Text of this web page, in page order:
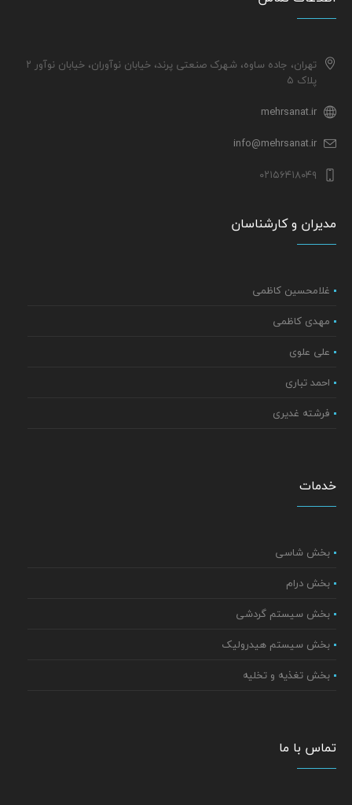
تهران، جاده ساوه، شهرک صنعتی پرند، خیابان نوآوران، خیابان نوآور ۲
پلاک ۵
mehrsanat.ir
info@mehrsanat.ir
۰۲۱۵۶۴۱۸۰۴۹
مدیران و کارشناسان
غلامحسین کاظمی
مهدی کاظمی
علی علوی
احمد تباری
فرشته غدیری
خدمات
بخش شاسی
بخش درام
بخش سیستم گردشی
بخش سیستم هیدرولیک
بخش تغذیه و تخلیه
تماس با ما